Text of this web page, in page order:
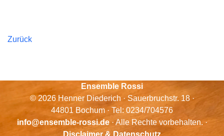
Zurück
Ensemble Rossi
© 2026 Henner Diederich · Sauerbruchstr. 18 ·
44801 Bochum · Tel: 0234/704576
info@ensemble-rossi.de· Alle Rechte vorbehalten. ·
Disclaimer & Datenschutz